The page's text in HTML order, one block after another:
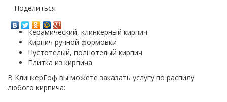
Поделиться
Керамический, клинкерный кирпич
Кирпич ручной формовки
Пустотелый, полнотелый кирпич
Плитка из кирпича
В КлинкерГоф вы можете заказать услугу по распилу
любого кирпича: